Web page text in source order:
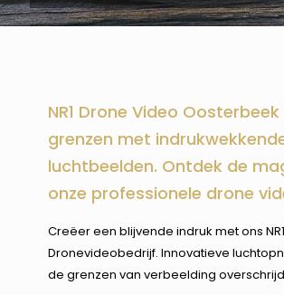
NR1 Drone Video
grenzen met
luchtbeelden. Ontdek de
onze professionele drone
Creëer een blijvende indruk met ons NR1
Dronevideobedrijf. Innovatieve
de grenzen van verbeelding